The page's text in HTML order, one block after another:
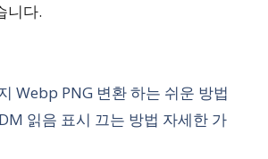
니다.
Webp PNG 변환 하는 쉬운 방법
읽음 표시 끄는 방법 자세한 가